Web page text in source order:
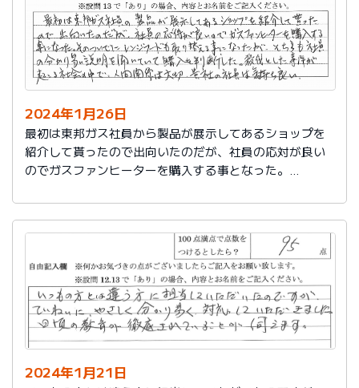
2024年1月26日
最初は東邦ガス社員から製品が展示してあるショップを
紹介して貰ったので出向いたのだが、社員の応対が良い
のでガスファンヒーターを購入する事となった。
そちらも社員の分かり易い説明を聞いていて購入を判断
した。
殺伐とした事件が起こる社会の中で、人間関係は大切。
貴社の社員は気持ち良い。
2024年1月21日